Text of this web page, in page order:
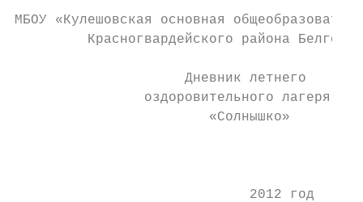
МБОУ «Кулешовская основная
Красногвардейского района
                     Дневник летнего
                оздоровительного лагеря
                        «Солнышко»
                             2012 год